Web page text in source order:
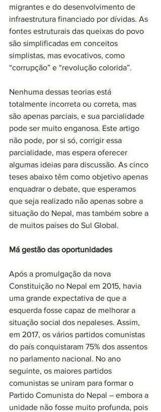
migrantes e do desenvolvimento de
infraestrutura financiado por dívidas. As
fontes estruturais das queixas do povo
são simplificadas em conceitos
simplistas, mas evocativos, como
“corrupção” e “revolução colorida”.
Nenhuma dessas teorias está
totalmente incorreta ou correta, mas
são apenas parciais, e sua parcialidade
pode ser muito enganosa. Este artigo
não pode, por si só, corrigir essa
parcialidade, mas espera oferecer
algumas ideias para discussão. As cinco
teses abaixo têm como objetivo apenas
enquadrar o debate, que esperamos
que seja realizado não apenas sobre a
situação do Nepal, mas também sobre a
de muitos países do Sul Global.
Má gestão das oportunidades
Após a promulgação da nova
Constituição no Nepal em 2015, havia
uma grande expectativa de que a
esquerda fosse capaz de melhorar a
situação social dos nepaleses. Assim,
em 2017, os vários partidos comunistas
do país conquistaram 75% dos assentos
no parlamento nacional. No ano
seguinte, os maiores partidos
comunistas se uniram para formar o
Partido Comunista do Nepal – embora a
unidade não fosse muito profunda, pois